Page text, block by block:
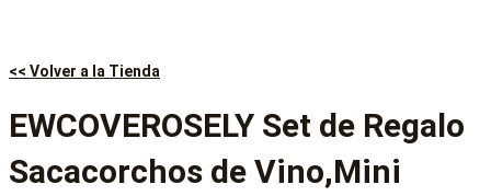
<< Volver a la Tienda
EWCOVEROSELY Set de Regalo
Sacacorchos de Vino,Mini